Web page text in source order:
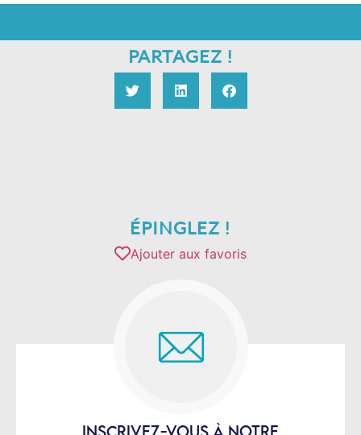
PARTAGEZ !
ÉPINGLEZ !
Ajouter aux favoris